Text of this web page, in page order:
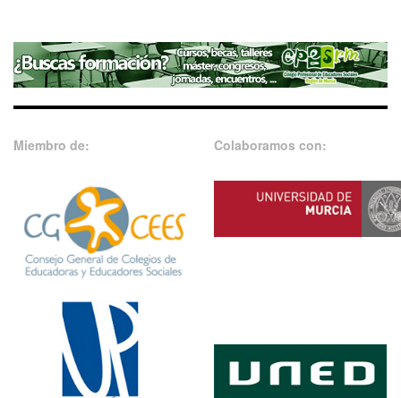
Miembro de: Colaboramos con: